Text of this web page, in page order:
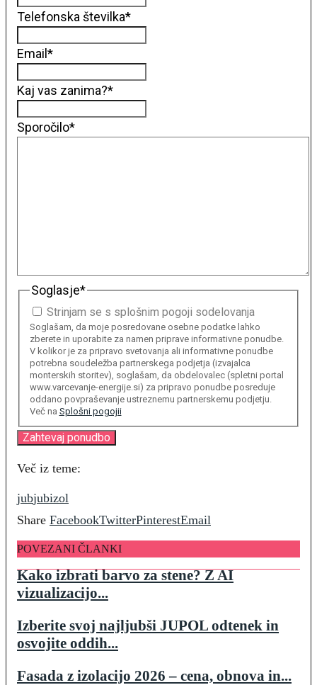
Telefonska številka*
Email *
Kaj vas zanima?*
Sporočilo*
Soglasje*
Strinjam se s splošnim pogoji sodelovanja
Soglašam, da moje posredovane osebne podatke lahko
zberete in uporabite za namen priprave informativne ponudbe.
V kolikor je za pripravo svetovanja ali informativne ponudbe
potrebna soudeležba partnerskega podjetja (izvajalca
monterskih storitev), soglašam, da obdelovalec (spletni portal
www.varcevanje-energije.si) za pripravo ponudbe posreduje
oddano povpraševanje ustreznemu partnerskemu podjetju.
Več na Splošni pogojii
Več iz teme:
jubjubizol
Share FacebookTwitterPinterestEmail
POVEZANI ČLANKI
Kako izbrati barvo za stene? Z AI
vizualizacijo...
Izberite svoj najljubši JUPOL odtenek in
osvojite oddih...
Fasada z izolacijo 2026 – cena, obnova in...